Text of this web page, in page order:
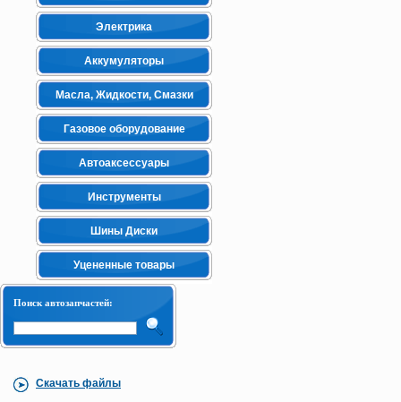
Электрика
Аккумуляторы
Масла, Жидкости, Смазки
Газовое оборудование
Автоаксессуары
Инструменты
Шины Диски
Уцененные товары
Поиск автозапчастей:
Скачать файлы